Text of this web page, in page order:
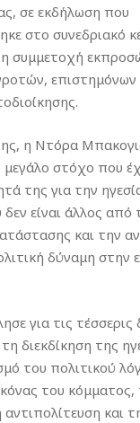
σε εκδήλωση που
στο συνεδριακό
συμμετοχή
επιστημόνων
η Ντόρα
στόχο που
της για την
είναι άλλος από
και την
δύναμη στην
για τις τέσσερις
διεκδίκηση της
του πολιτικού
του κόμματος,
και